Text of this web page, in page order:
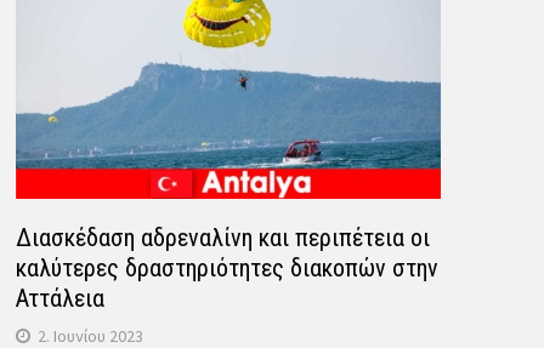
Διασκέδαση αδρεναλίνη και περιπέτεια οι
καλύτερες δραστηριότητες διακοπών στην
Αττάλεια
2. Ιουνίου 2023